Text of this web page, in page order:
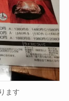
ます